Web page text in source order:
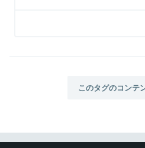
このタグのコンテ